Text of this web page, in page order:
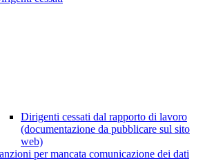
Dirigenti cessati dal rapporto di lavoro
(documentazione da pubblicare sul sito
web)
per mancata comunicazione dei dati